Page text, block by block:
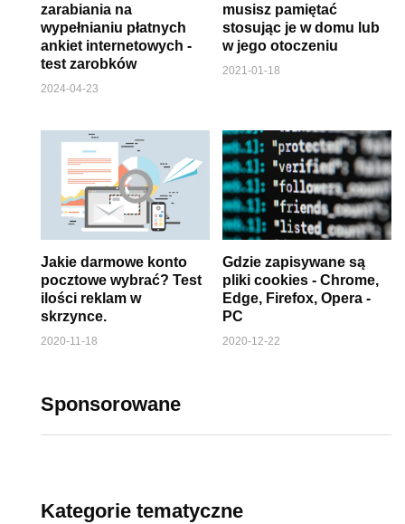
zarabiania na
wypełnianiu płatnych
ankiet internetowych -
test zarobków
2024-04-23
musisz pamiętać
stosując je w domu lub
w jego otoczeniu
2021-01-18
Jakie darmowe konto
pocztowe wybrać? Test
ilości reklam w
skrzynce.
2020-11-18
Gdzie zapisywane są
pliki cookies - Chrome,
Edge, Firefox, Opera -
PC
2020-12-22
Sponsorowane
Kategorie tematyczne